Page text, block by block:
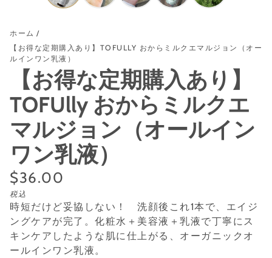
ホーム
【お得な定期購入あり】TOFULLY おからミルクエマルジョン（オー
ルインワン乳液）
【お得な定期購入あり】
TOFUlly おからミルクエ
マルジョン（オールイン
ワン乳液）
通
常
価
格
$36.00
単
価
/
あ
た
り
税込
時短だけど妥協しない！ 洗顔後これ1本で、エイジ
ングケアが完了。化粧水＋美容液＋乳液で丁寧にス
キンケアしたような肌に仕上がる、オーガニックオ
ールインワン乳液。